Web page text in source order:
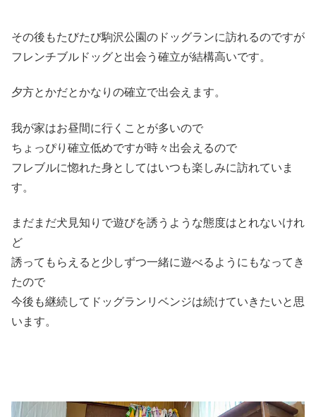
その後もたびたび駒沢公園のドッグランに訪れるのですが
フレンチブルドッグと出会う確立が結構高いです。
夕方とかだとかなりの確立で出会えます。
我が家はお昼間に行くことが多いので
ちょっぴり確立低めですが時々出会えるので
フレブルに惚れた身としてはいつも楽しみに訪れていま
す。
まだまだ犬見知りで遊びを誘うような態度はとれないけれ
ど
誘ってもらえると少しずつ一緒に遊べるようにもなってき
たので
今後も継続してドッグランリベンジは続けていきたいと思
います。